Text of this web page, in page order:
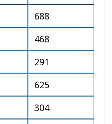
688
468
291
625
304